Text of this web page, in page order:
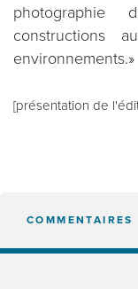
photographie
constructions
environnements.»
[présentation de
COMMENTAIRES